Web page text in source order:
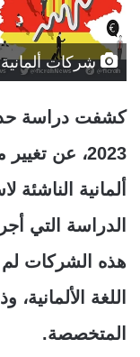
شركات ألمانية
2023، عن
ألمانية
هذه الشركات لم
اللغة
المتخصصة.